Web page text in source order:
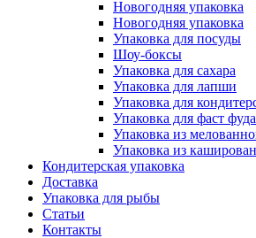
Новогодняя упаковка
Новогодняя упаковка
Упаковка для посуды
Шоу-боксы
Упаковка для сахара
Упаковка для лапши
Упаковка для
Упаковка для фаст фуда
Упаковка из
Упаковка из
Кондитерская упаковка
Доставка
Упаковка для рыбы
Статьи
Контакты